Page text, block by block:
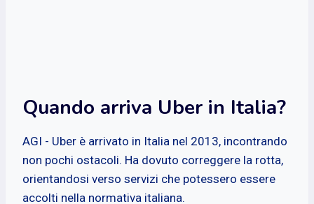
Quando arriva Uber in Italia?
AGI - Uber è arrivato in Italia nel 2013, incontrando
non pochi ostacoli. Ha dovuto correggere la rotta,
orientandosi verso servizi che potessero essere
accolti nella normativa italiana.